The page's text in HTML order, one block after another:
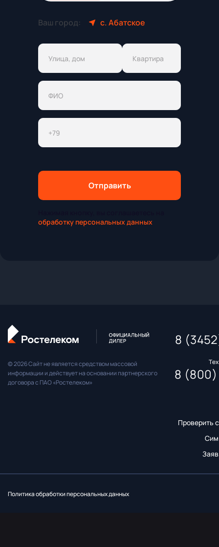
Ваш город: с. Абатское
Отправить
обработку персональных данных
© 2026 Сайт не является средством массовой
информации и действует на основании партнерского
договора с ПАО «Ростелеком»
Проверить
8
8
Политика обработки персональных данных